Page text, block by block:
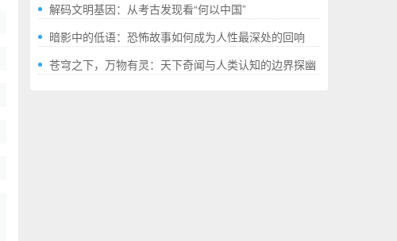
解码文明基因：从考古发现看“何以中国”
暗影中的低语：恐怖故事如何成为人性最深处的回响
苍穹之下，万物有灵：天下奇闻与人类认知的边界探幽